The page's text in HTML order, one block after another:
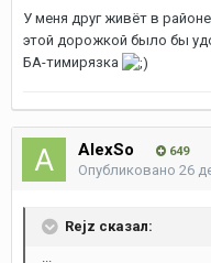
У меня друг живёт в
этой дорожкой было бы
БА-тимирязка
AlexSo 649
Опубликовано 26
Rejz сказал:
...